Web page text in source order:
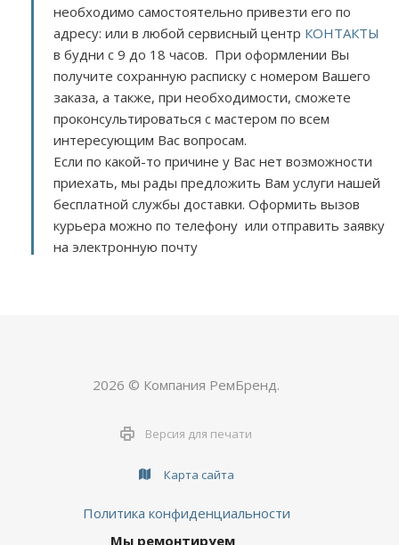
необходимо самостоятельно привезти его по
адресу: или в любой сервисный центр КОНТАКТЫ
в будни с 9 до 18 часов. При оформлении Вы
получите сохранную расписку с номером Вашего
заказа, а также, при необходимости, сможете
проконсультироваться с мастером по всем
интересующим Вас вопросам.
Если по какой-то причине у Вас нет возможности
приехать, мы рады предложить Вам услуги нашей
бесплатной службы доставки. Оформить вызов
курьера можно по телефону или отправить заявку
на электронную почту
2026 © Компания РемБренд.
Версия для печати
Карта сайта
Политика конфиденциальности
Мы ремонтируем